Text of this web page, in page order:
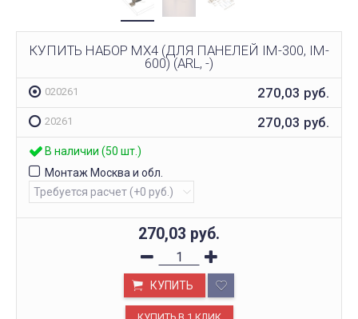
КУПИТЬ НАБОР MX4 (ДЛЯ ПАНЕЛЕЙ IM-300, IM-
600) (ARL, -)
020261 270,03 руб.
20261 270,03 руб.
В наличии (50 шт.)
Монтаж Москва и обл.
270,03 руб.
КУПИТЬ